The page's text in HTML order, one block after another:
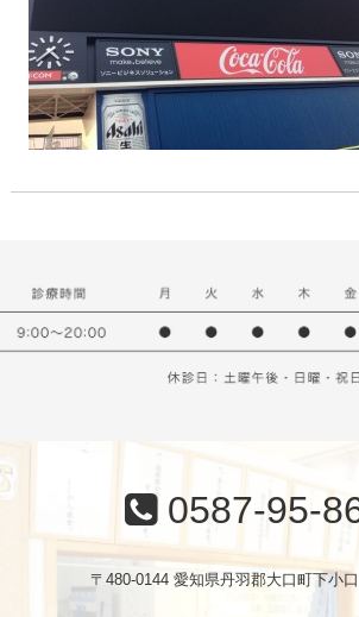
0587-95-
〒480-0144 愛知県丹羽郡大口町下小